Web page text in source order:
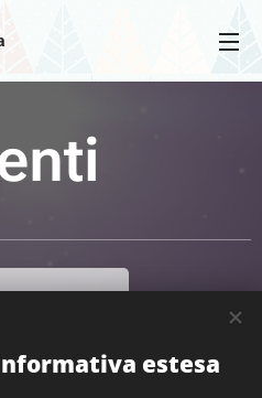
Informativa estesa